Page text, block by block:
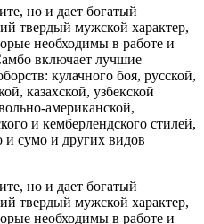
но и дает богатый
твердый мужской характер,
необходимы в работе и
включает лучшие
кулачного боя, русской,
казахской, узбекской
американской,
и кемберлендского стилей,
и сумо и других видов
но и дает богатый
твердый мужской характер,
необходимы в работе и